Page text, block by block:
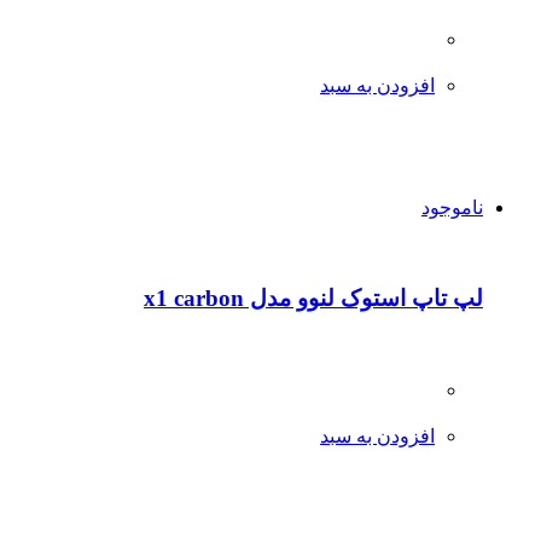
افزودن به سبد
ناموجود
لپ تاپ استوک لنوو مدل x1 carbon
افزودن به سبد